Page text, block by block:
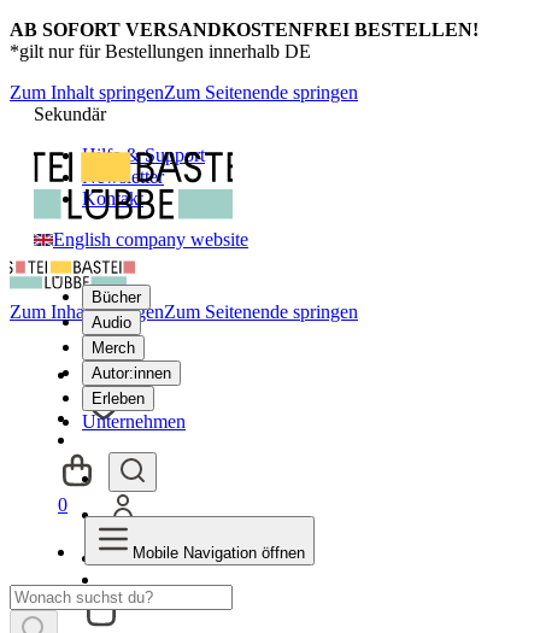
AB SOFORT VERSANDKOSTENFREI BESTELLEN!
*gilt nur für Bestellungen innerhalb DE
Zum Inhalt springenZum Seitenende springen
Sekundär
Hilfe & Support
Newsletter
Kontakt
English company website
Bücher
Audio
Merch
Autor:innen
Erleben
Unternehmen
Zum Inhalt springenZum Seitenende springen
0
Mobile Navigation öffnen